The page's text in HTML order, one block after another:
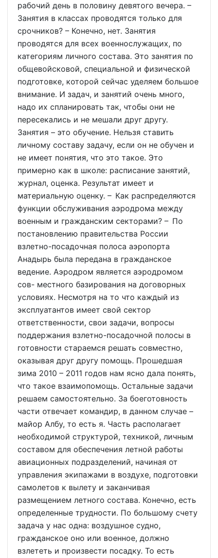
рабочий день в половину девятого вечера. –
Занятия в классах проводятся только для
срочников? – Конечно, нет. Занятия
проводятся для всех военнослужащих, по
категориям личного состава. Это занятия по
общевойсковой, специальной и физической
подготовке, которой сейчас уделяем большое
внимание. И задач, и занятий очень много,
надо их спланировать так, чтобы они не
пересекались и не мешали друг другу.
Занятия – это обучение. Нельзя ставить
личному составу задачу, если он не обучен и
не имеет понятия, что это такое. Это
примерно как в школе: расписание занятий,
журнал, оценка. Результат имеет и
материальную оценку. – Как распределяются
функции обслуживания аэродрома между
военным и гражданским секторами? – По
постановлению правительства России
взлетно-посадочная полоса аэропорта
Анадырь была передана в гражданское
ведение. Аэродром является аэродромом
сов- местного базирования на договорных
условиях. Несмотря на то что каждый из
эксплуатантов имеет свой сектор
ответственности, свои задачи, вопросы
поддержания взлетно-посадочной полосы в
готовности стараемся решать совместно,
оказывая друг другу помощь. Прошедшая
зима 2010 – 2011 годов нам ясно дала понять,
что такое взаимопомощь. Остальные задачи
решаем самостоятельно. За боеготовность
части отвечает командир, в данном случае –
майор Албу, то есть я. Часть располагает
необходимой структурой, техникой, личным
составом для обеспечения летной работы
авиационных подразделений, начиная от
управления экипажами в воздухе, подготовки
самолетов к вылету и заканчивая
размещением летного состава. Конечно, есть
определенные трудности. По большому счету
задача у нас одна: воздушное судно,
гражданское оно или военное, должно
взлететь и произвести посадку. То есть